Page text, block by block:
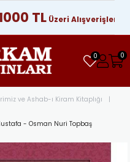
TL Üzeri Alışverişlerinizde
0 0
ve Ashab-ı Kiram Kitaplığı
- Osman Nuri Topbaş